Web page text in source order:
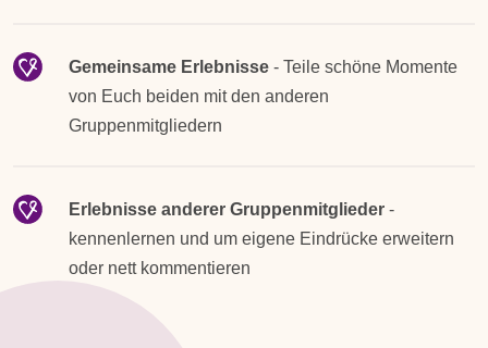
Gemeinsame Erlebnisse- Teile schöne Momente
von Euch beiden mit den anderen
Gruppenmitgliedern
Erlebnisse anderer Gruppenmitglieder-
kennenlernen und um eigene Eindrücke erweitern
oder nett kommentieren